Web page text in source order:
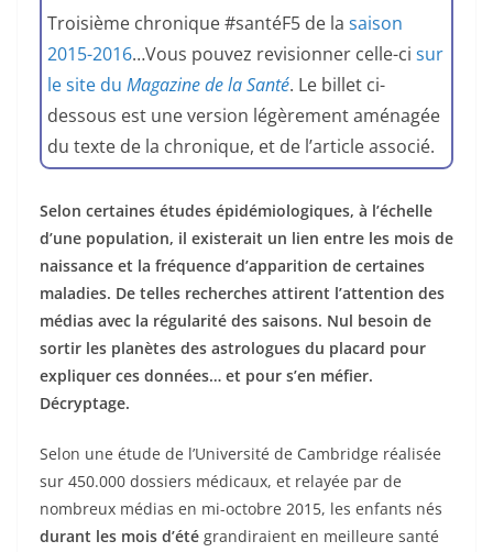
Troisième chronique #santéF5 de la saison
2015-2016…Vous pouvez revisionner celle-ci sur
le site du Magazine de la Santé. Le billet ci-
dessous est une version légèrement aménagée
du texte de la chronique, et de l’article associé.
Selon certaines études épidémiologiques, à l’échelle
d’une population, il existerait un lien entre les mois de
naissance et la fréquence d’apparition de certaines
maladies. De telles recherches attirent l’attention des
médias avec la régularité des saisons. Nul besoin de
sortir les planètes des astrologues du placard pour
expliquer ces données… et pour s’en méfier.
Décryptage.
Selon une étude de l’Université de Cambridge réalisée
sur 450.000 dossiers médicaux, et relayée par de
nombreux médias en mi-octobre 2015, les enfants nés
durant les mois d’été grandiraient en meilleure santé